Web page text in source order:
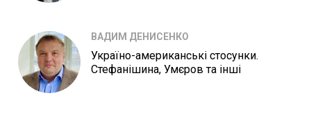
ВАДИМ ДЕНИСЕНКО
Україно-американські стосунки.
Стефанішина, Умєров та інші